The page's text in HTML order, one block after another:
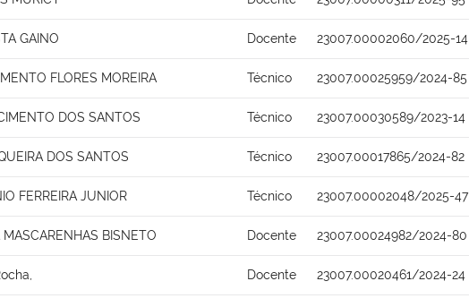
GAINO Docente 23007.00002060/2025-14
FLORES MOREIRA Técnico 23007.00025959/2024-85
DOS SANTOS Técnico 23007.00030589/2023-14
DOS SANTOS Técnico 23007.00017865/2024-82
FERREIRA JUNIOR Técnico 23007.00002048/2025-47
MASCARENHAS BISNETO Docente 23007.00024982/2024-80
Docente 23007.00020461/2024-24